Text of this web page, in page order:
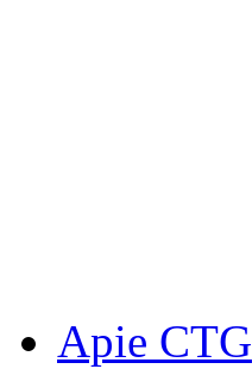
Apie CTG